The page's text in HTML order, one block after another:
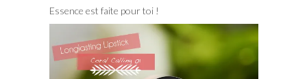
Essence est faite pour toi !